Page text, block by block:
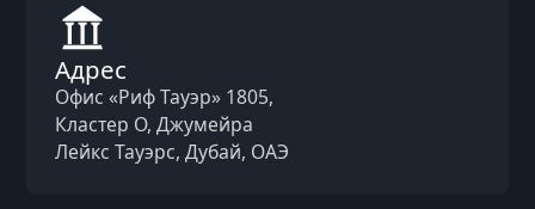
Адрес
Офис «Риф Тауэр» 1805,
Кластер O, Джумейра
Лейкс Тауэрс, Дубай, ОАЭ